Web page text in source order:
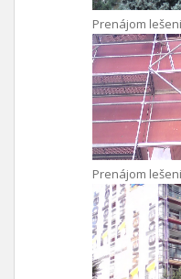
Prenájom
Prenájom